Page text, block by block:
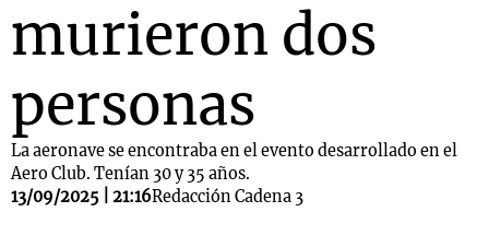
murieron dos
personas
La aeronave se encontraba en el evento desarrollado en el
Aero Club. Tenían 30 y 35 años.
13/09/2025 | 21:16Redacción Cadena 3